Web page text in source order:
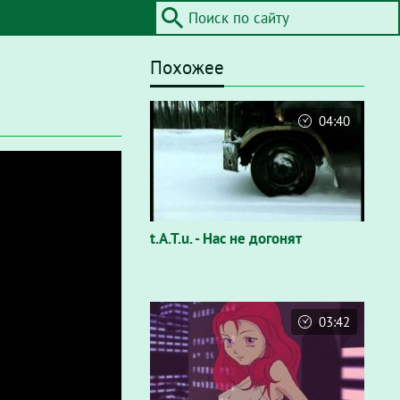
Похожее
t.A.T.u. - Нас не догонят
04:40
03:42